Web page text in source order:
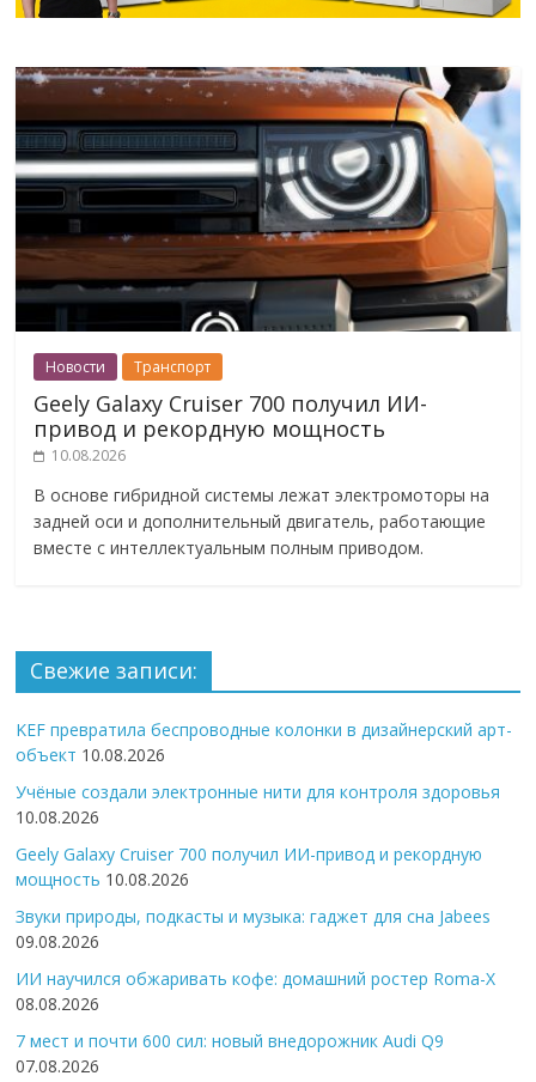
Новости Транспорт
Geely Galaxy Cruiser 700 получил ИИ-
привод и рекордную мощность
10.08.2026
В основе гибридной системы лежат электромоторы на
задней оси и дополнительный двигатель, работающие
вместе с интеллектуальным полным приводом.
Свежие записи:
KEF превратила беспроводные колонки в дизайнерский арт-
объект 10.08.2026
Учёные создали электронные нити для контроля здоровья
10.08.2026
Geely Galaxy Cruiser 700 получил ИИ-привод и рекордную
мощность 10.08.2026
Звуки природы, подкасты и музыка: гаджет для сна Jabees
09.08.2026
ИИ научился обжаривать кофе: домашний ростер Roma-X
08.08.2026
7 мест и почти 600 сил: новый внедорожник Audi Q9
07.08.2026